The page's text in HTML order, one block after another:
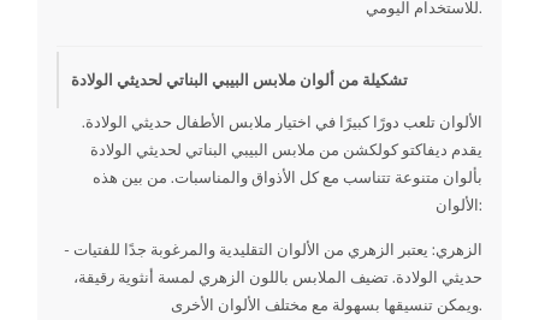
للاستخدام اليومي.
تشكيلة من ألوان ملابس البيبي البناتي لحديثي الولادة
الألوان تلعب دورًا كبيرًا في اختيار ملابس الأطفال حديثي الولادة.
يقدم ديفاكتو كولكشن من ملابس البيبي البناتي لحديثي الولادة
بألوان متنوعة تتناسب مع كل الأذواق والمناسبات. من بين هذه
الألوان:
- الزهري: يعتبر الزهري من الألوان التقليدية والمرغوبة جدًا للفتيات
حديثي الولادة. تضيف الملابس باللون الزهري لمسة أنثوية رقيقة،
ويمكن تنسيقها بسهولة مع مختلف الألوان الأخرى.